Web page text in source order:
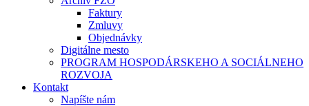
Faktury
Zmluvy
Objednávky
Digitálne mesto
PROGRAM HOSPODÁRSKEHO A SOCIÁLNEHO
ROZVOJA
Kontakt
Napíšte nám